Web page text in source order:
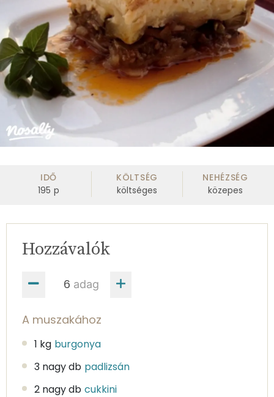
IDŐ
195 p
KÖLTSÉG
költséges
NEHÉZSÉG
közepes
adag
Hozzávalók
A muszakához
1 kg burgonya
3 nagy db padlizsán
2 nagy db cukkini